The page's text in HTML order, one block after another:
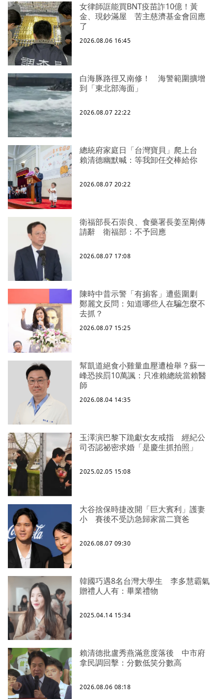
女律師誆能買BNT疫苗詐10億！黃
金、現鈔滿屋 苦主慈濟基金會回應
了
2026.08.06 16:45
白海豚路徑又南修！ 海警範圍擴增
到「東北部海面」
2026.08.07 22:22
總統府家庭日「台灣寶貝」爬上台
賴清德幽默喊：等我卸任交棒給你
2026.08.07 20:22
衛福部長石崇良、食藥署長姜至剛傳
請辭 衛福部：不予回應
2026.08.07 17:08
陳時中昔示警「有掮客」遭藍圍剿
鄭麗文反問：知道哪些人在騙怎麼不
去抓？
2026.08.07 15:25
幫凱道絕食小雞量血壓遭檢舉？蘇一
峰恐挨罰10萬諷：只准賴總統當賴醫
師
2026.08.04 14:35
玉澤演巴黎下跪獻女友戒指 經紀公
司否認祕密求婚「是慶生抓拍照」
2025.02.05 15:08
大谷捨保時捷改開「巨大賓利」護妻
小 賽後不受訪急歸家當二寶爸
2026.08.07 09:30
韓國巧遇8名台灣大學生 李多慧霸氣
贈禮人人有：畢業禮物
2025.04.14 15:34
賴清德批盧秀燕滿意度落後 中市府
拿民調回擊：分數低笑分數高
2026.08.06 08:18